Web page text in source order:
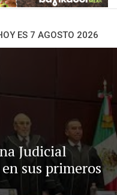
ES 7 AGOSTO 2026
Judicial
sus primeros